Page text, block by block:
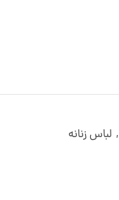
, لباس زنانه